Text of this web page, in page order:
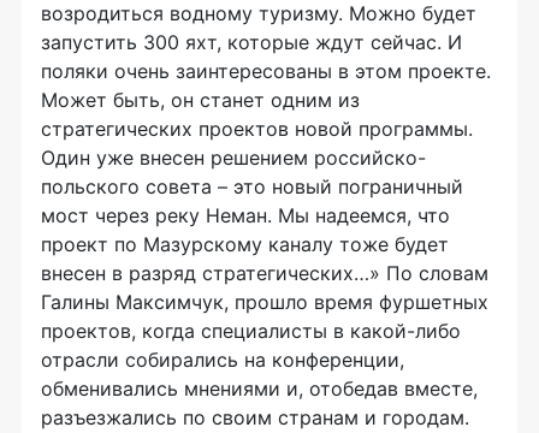
возродиться водному туризму. Можно будет
запустить 300 яхт, которые ждут сейчас. И
поляки очень заинтересованы в этом проекте.
Может быть, он станет одним из
стратегических проектов новой программы.
Один уже внесен решением российско-
польского совета – это новый пограничный
мост через реку Неман. Мы надеемся, что
проект по Мазурскому каналу тоже будет
внесен в разряд стратегических…» По словам
Галины Максимчук, прошло время фуршетных
проектов, когда специалисты в какой-либо
отрасли собирались на конференции,
обменивались мнениями и, отобедав вместе,
разъезжались по своим странам и городам.